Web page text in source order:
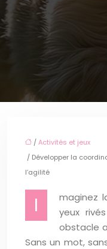
/Activités et jeux
/ Développer la
l’agilité
I
maginez
yeux
obstacle
Sans un mot,